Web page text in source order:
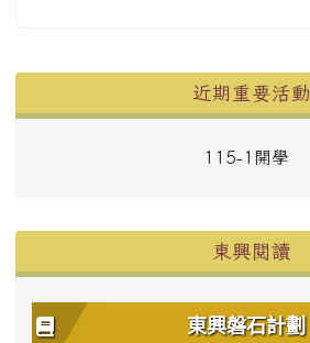
近期重要活動
115-1開學
東興閱讀
東興磐石計劃